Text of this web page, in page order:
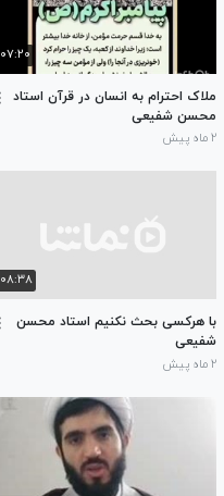
۰۷:۲۰
ملاک احترام به انسان در قرآن استاد
محسن شفیعی
۲ ماه پیش
۰۸:۳۸
با هرکسی بحث نکنیم استاد محسن
شفیعی
۲ ماه پیش